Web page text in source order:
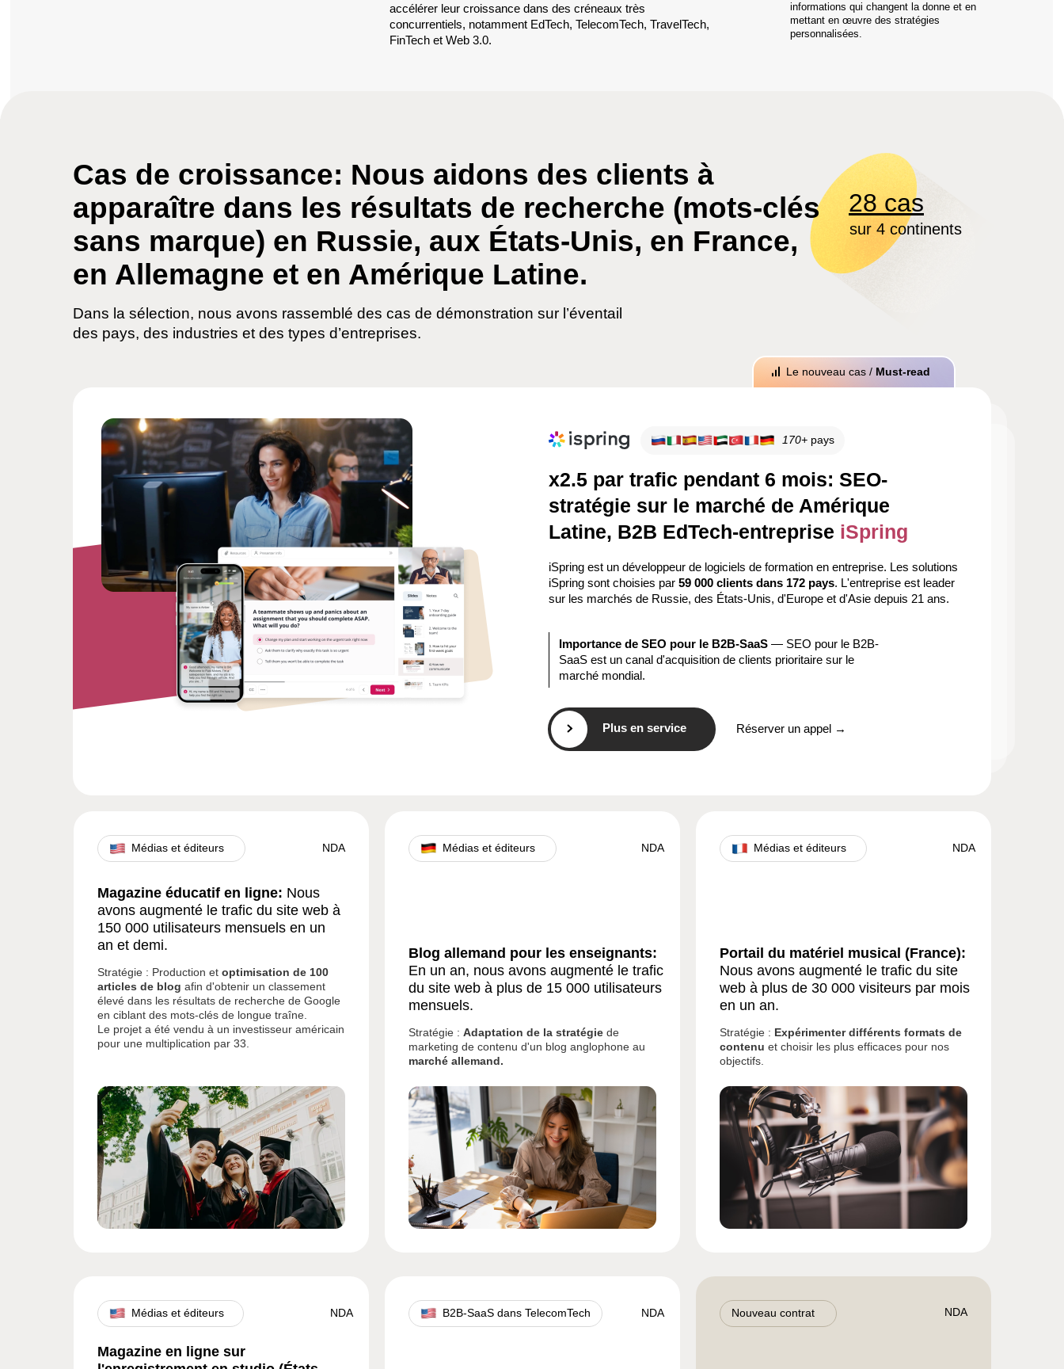
accélérer leur croissance dans des créneaux très
concurrentiels, notamment EdTech, TelecomTech, TravelTech,
FinTech et Web 3.0.
informations qui changent la donne et en
mettant en œuvre des stratégies
personnalisées.
Cas de croissance: Nous aidons des clients à
apparaître dans les résultats de recherche (mots-clés
sans marque) en Russie, aux États-Unis, en France,
en Allemagne et en Amérique Latine.
Dans la sélection, nous avons rassemblé des cas de démonstration sur l’éventail
des pays, des industries et des types d’entreprises.
28 cas
sur 4 continents
Le nouveau cas / Must-read
170+ pays
x2.5 par trafic pendant 6 mois: SEO-
stratégie sur le marché de Amérique
Latine, B2B EdTech-entreprise iSpring
iSpring est un développeur de logiciels de formation en entreprise. Les solutions
iSpring sont choisies par 59 000 clients dans 172 pays. L'entreprise est leader
sur les marchés de Russie, des États-Unis, d'Europe et d'Asie depuis 21 ans.
Importance de SEO pour le B2B-SaaS — SEO pour le B2B-
SaaS est un canal d'acquisition de clients prioritaire sur le
marché mondial.
Plus en service Réserver un appel →
Médias et éditeurs NDA
Magazine éducatif en ligne: Nous
avons augmenté le trafic du site web à
150 000 utilisateurs mensuels en un
an et demi.
Stratégie : Production et optimisation de 100
articles de blog afin d'obtenir un classement
élevé dans les résultats de recherche de Google
en ciblant des mots-clés de longue traîne.
Le projet a été vendu à un investisseur américain
pour une multiplication par 33.
Médias et éditeurs
Blog allemand pour les enseignants:
En un an, nous avons augmenté le trafic
du site web à plus de 15 000 utilisateurs
mensuels.
Stratégie : Adaptation de la stratégie de
marketing de contenu d'un blog anglophone au
marché allemand.
NDA Médias et éditeurs
Portail du matériel musical (France):
Nous avons augmenté le trafic du site
web à plus de 30 000 visiteurs par mois
en un an.
Stratégie : Expérimenter différents formats de
contenu et choisir les plus efficaces pour nos
objectifs.
NDA
Médias et éditeurs
Magazine en ligne sur
NDA Nouveau contrat NDA
B2B-SaaS dans TelecomTech NDA